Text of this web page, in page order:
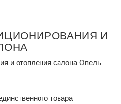
И
и отопления салона Опель
товара